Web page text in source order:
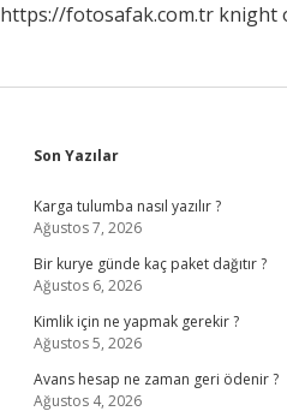
https://fotosafak.com.tr knight
Sidebar
Son Yazılar
Karga tulumba nasıl yazılır ?
Ağustos 7, 2026
Bir kurye günde kaç paket dağıtır ?
Ağustos 6, 2026
Kimlik için ne yapmak gerekir ?
Ağustos 5, 2026
Avans hesap ne zaman geri ödenir ?
Ağustos 4, 2026